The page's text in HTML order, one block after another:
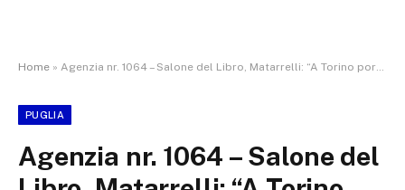
Home » Agenzia nr. 1064 – Salone del Libro, Matarrelli: “A Torino portiamo il valore della lettura e l’orgoglio delle radici pugliesi
PUGLIA
Agenzia nr. 1064 – Salone del